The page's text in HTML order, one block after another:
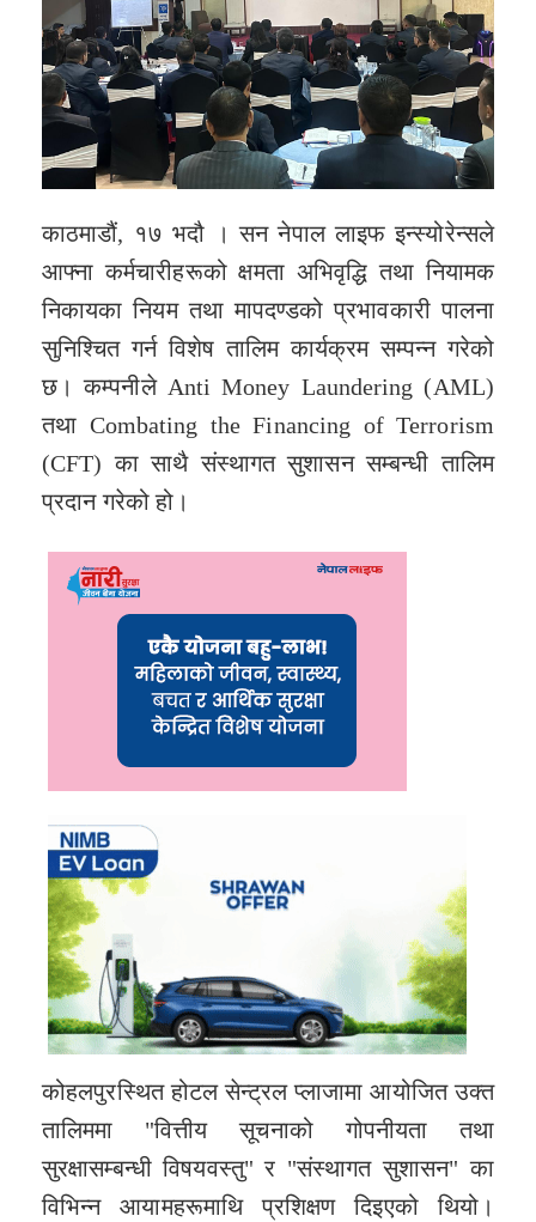
काठमाडौं, १७ भदौ । सन नेपाल लाइफ इन्स्योरेन्सले
आफ्ना कर्मचारीहरूको क्षमता अभिवृद्धि तथा नियामक
निकायका नियम तथा मापदण्डको प्रभावकारी पालना
सुनिश्चित गर्न विशेष तालिम कार्यक्रम सम्पन्न गरेको
छ। कम्पनीले Anti Money Laundering (AML)
तथा Combating the Financing of Terrorism
(CFT) का साथै संस्थागत सुशासन सम्बन्धी तालिम
प्रदान गरेको हो।
कोहलपुरस्थित होटल सेन्ट्रल प्लाजामा आयोजित उक्त
तालिममा "वित्तीय सूचनाको गोपनीयता तथा
सुरक्षासम्बन्धी विषयवस्तु" र "संस्थागत सुशासन" का
विभिन्न आयामहरूमाथि प्रशिक्षण दिइएको थियो।